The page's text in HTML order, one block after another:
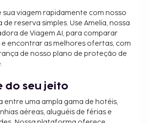
sua viagem rapidamente com nosso
de reserva simples. Use Amelia, nossa
de Viagem AI, para comparar
encontrar as melhores ofertas, com
de nosso plano de proteção de
do seu jeito
entre uma ampla gama de hotéis,
aéreas, aluguéis de férias e